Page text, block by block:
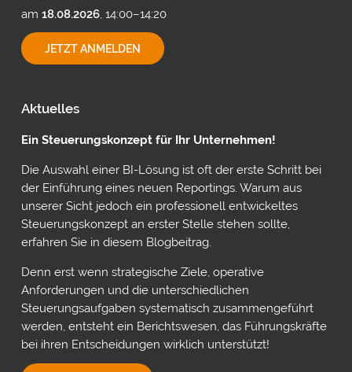
am 18.08.2026, 14:00–14:20
JETZT ANMELDENINDIVIDUELLE
PLANUNG
Aktuelles
Ein Steuerungskonzept für Ihr Unternehmen!
Die Auswahl einer BI-Lösung ist oft der erste Schritt bei
der Einführung eines neuen Reportings. Warum aus
unserer Sicht jedoch ein professionell entwickeltes
Steuerungskonzept an erster Stelle stehen sollte,
erfahren Sie in diesem Blogbeitrag.
Denn erst wenn strategische Ziele, operative
Anforderungen und die unterschiedlichen
Steuerungsaufgaben systematisch zusammengeführt
werden, entsteht ein Berichtswesen, das Führungskräfte
bei ihren Entscheidungen wirklich unterstützt!